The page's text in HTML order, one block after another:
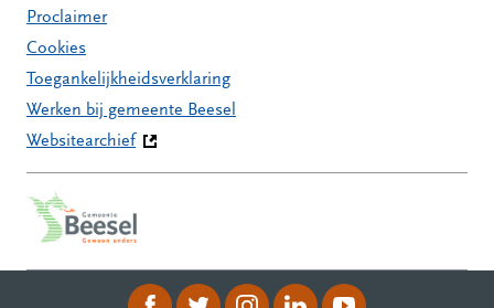
Proclaimer
Cookies
Toegankelijkheidsverklaring
Werken bij gemeente Beesel
Websitearchief